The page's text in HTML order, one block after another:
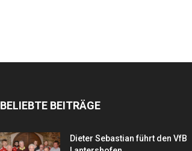
BELIEBTE BEITRÄGE
Dieter Sebastian führt den VfB